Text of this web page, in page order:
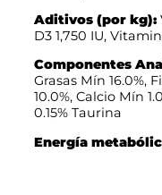
Aditivos (por kg):
D3 1,750 IU,
Componentes
Grasas Mín 16.0%,
10.0%, Calcio Mín
0.15% Taurina
Energía